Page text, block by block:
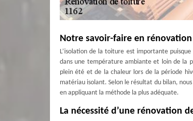
Notre savoir-faire en
L’isolation de la toiture est importante
dans une température ambiante et loin de la
plein été et de la chaleur lors de la période
matériau isolant. Selon le résultat du bilan,
en appliquant la méthode la plus adéquate.
La nécessité d’une rénovation